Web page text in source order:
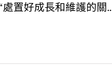
處置好成長和維護的關